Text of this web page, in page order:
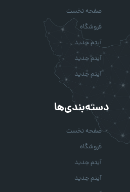
دسته‌بندی‌ها
صفحه نخست
فروشگاه
آیتم جدید
آیتم جدید
صفحه نخست
فروشگاه
آیتم جدید
آیتم جدید
آیتم جدید